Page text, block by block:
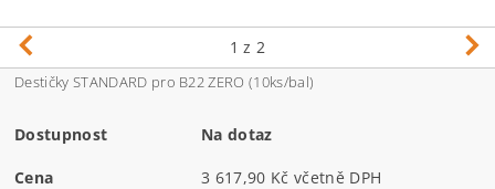
1 z 2
Destičky STANDARD pro B22 ZERO (10ks/bal)
Dostupnost Na dotaz
Cena 3 617,90 Kč včetně DPH